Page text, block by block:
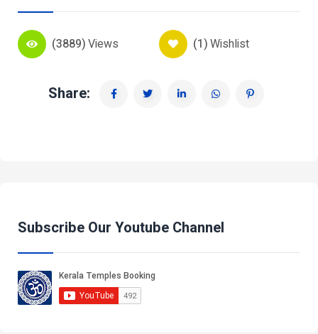
(3889)Views (1)Wishlist
Share:
Subscribe Our Youtube Channel